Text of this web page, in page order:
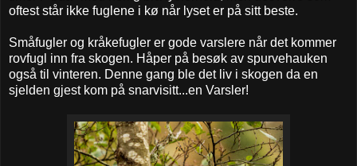
oftest står ikke fuglene i kø når lyset er på sitt beste.
Småfugler og kråkefugler er gode varslere når det kommer
rovfugl inn fra skogen. Håper på besøk av spurvehauken
også til vinteren. Denne gang ble det liv i skogen da en
sjelden gjest kom på snarvisitt...en Varsler!